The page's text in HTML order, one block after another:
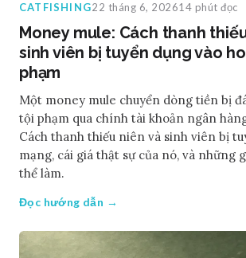
CATFISHING22 tháng 6, 202614 phút đọc
Money mule: Cách thanh
sinh viên bị tuyển dụng vào
phạm
Một money mule chuyển dòng tiền bị
tội phạm qua chính tài khoản ngân
Cách thanh thiếu niên và sinh viên bị
mạng, cái giá thật sự của nó, và những
thể làm.
Đọc hướng dẫn →